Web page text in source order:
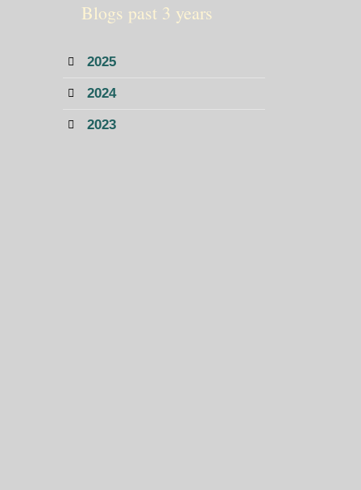
Blogs past 3 years
2025
2024
2023